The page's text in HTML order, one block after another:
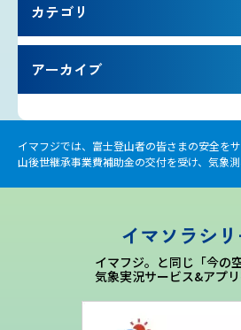
利用規約
お問い合わせ
気象庁 関連リンク
カテゴリ
アーカイブ
イマフジでは、富士登山者の皆さまの安全を
山後世継承事業費補助金の交付を受け、気象測
イマソラシ
イマフジ。と同じ「今の
気象実況サービス&アプリ